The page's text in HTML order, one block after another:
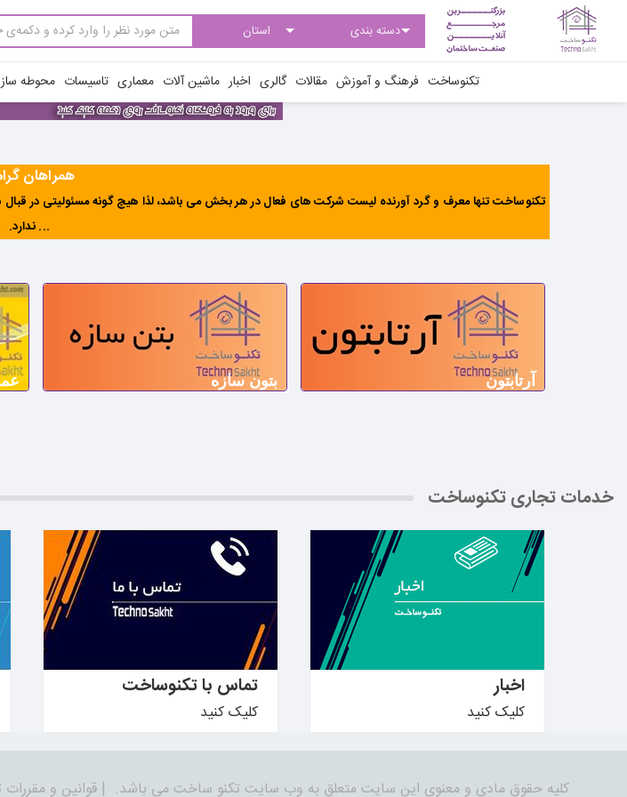
تکنوساخت فرهنگ و آموزش مقالات گالری اخبار ماشین آلات معماری تاسیسات محوطه
همراهان
تکنوساخت تنها معرف و گرد آورنده لیست شرکت های فعال در هر بخش می باشد، لذا هیچ گونه مسئولیتی در
... ندارد.
آرتابتون بتون سازه
خدمات تجاری تکنوساخت
اخبار
کلیک کنید
بیشتر بدانید ←
تماس با تکنوساخت
کلیک کنید
کلیه حقوق مادی و معنوی این سایت متعلق به وب سایت تکنو ساخت می باشد. | قوانین و